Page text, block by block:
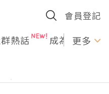
會員登記
熱話 成為U更多